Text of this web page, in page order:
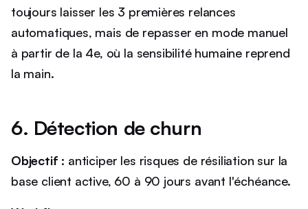
toujours laisser les 3 premières relances
automatiques, mais de repasser en mode manuel
à partir de la 4e, où la sensibilité humaine reprend
la main.
6. Détection de churn
Objectif : anticiper les risques de résiliation sur la
base client active, 60 à 90 jours avant l'échéance.